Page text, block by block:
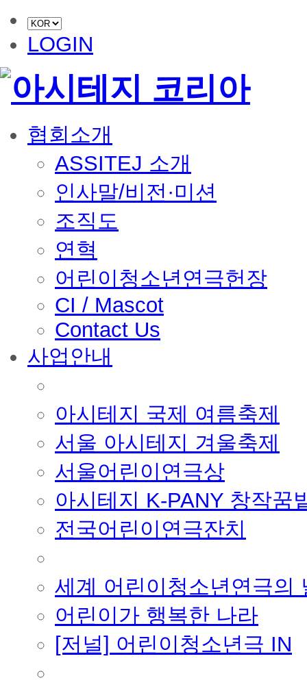
LOGIN
협회소개
ASSITEJ 소개
인사말/비전·미션
조직도
연혁
어린이청소년연극헌장
CI / Mascot
Contact Us
사업안내
아시테지 국제 여름축제
서울 아시테지 겨울축제
서울어린이연극상
아시테지 K-PANY 창작꿈
전국어린이연극잔치
세계 어린이청소년연극의
어린이가 행복한 나라
[저널] 어린이청소년극 IN